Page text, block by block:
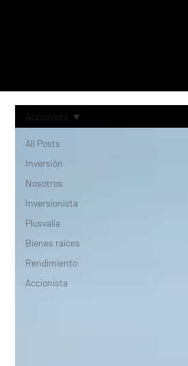
All Posts
Inversión
Nosotros
Inversionista
Plusvalía
Bienes raíces
Rendimiento
Accionista
Accionista